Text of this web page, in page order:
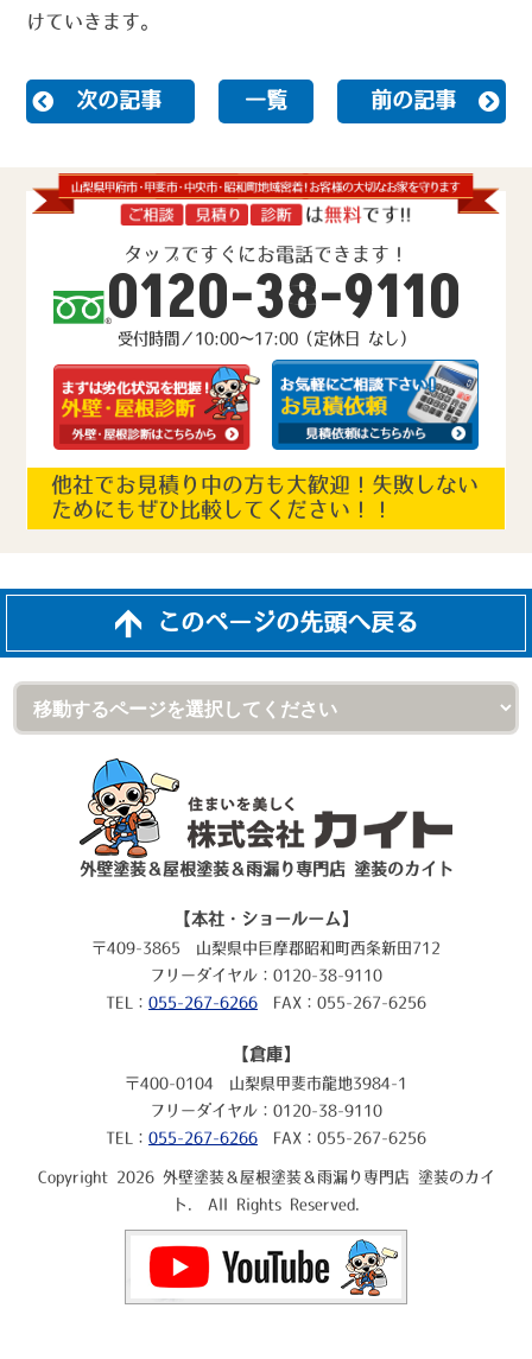
けていきます。
次の記事 一覧 前の記事
タップですぐにお電話できます！
0120-38-9110
受付時間／10:00～17:00（定休日 なし）
他社でお見積り中の方も大歓迎！失敗しない
ためにもぜひ比較してください！！
このページの先頭へ戻る
外壁塗装＆屋根塗装＆雨漏り専門店 塗装のカイト
【本社・ショールーム】
〒409-3865 山梨県中巨摩郡昭和町西条新田712
フリーダイヤル：0120-38-9110
TEL： 055-267-6266 FAX：055-267-6256
【倉庫】
〒400-0104 山梨県甲斐市龍地3984-1
フリーダイヤル：0120-38-9110
TEL： 055-267-6266 FAX：055-267-6256
Copyright 2026 外壁塗装＆屋根塗装＆雨漏り専門店 塗装のカイ
ト. All Rights Reserved.